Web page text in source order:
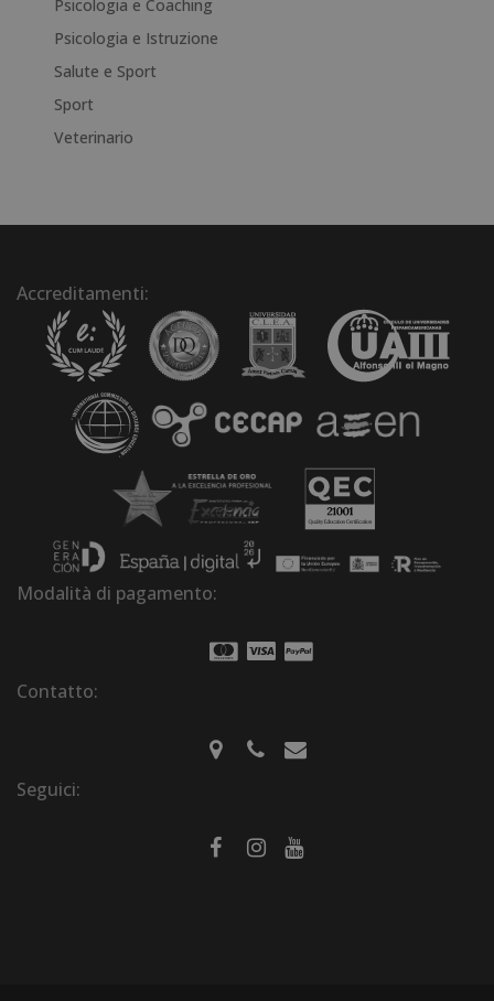
Psicologia e Coaching
Psicologia e Istruzione
Salute e Sport
Sport
Veterinario
Accreditamenti:
Modalità di pagamento:
Contatto:
Seguici: